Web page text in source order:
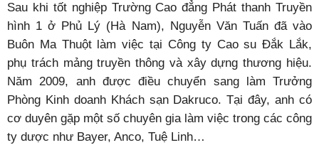
Sau khi tốt nghiệp Trường Cao đẳng Phát thanh Truyền
hình 1 ở Phủ Lý (Hà Nam), Nguyễn Văn Tuấn đã vào
Buôn Ma Thuột làm việc tại Công ty Cao su Đắk Lắk,
phụ trách mảng truyền thông và xây dựng thương hiệu.
Năm 2009, anh được điều chuyển sang làm Trưởng
Phòng Kinh doanh Khách sạn Dakruco. Tại đây, anh có
cơ duyên gặp một số chuyên gia làm việc trong các công
ty dược như Bayer, Anco, Tuệ Linh…